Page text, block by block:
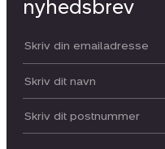
nyhedsbrev
Din email:
Dit navn:
Postnummer